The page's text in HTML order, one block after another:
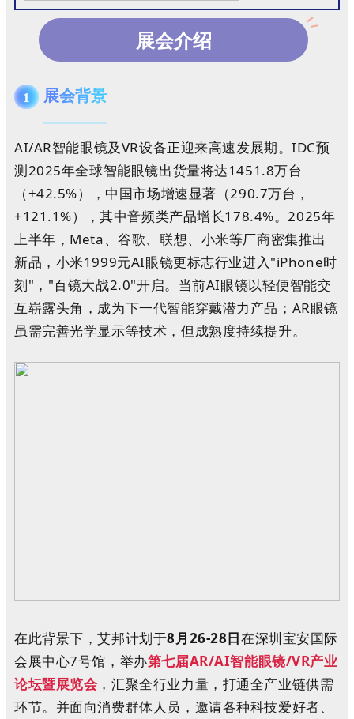
展会介绍
1 展会背景
AI/AR智能眼镜及VR设备正迎来高速发展期。IDC预
测2025年全球智能眼镜出货量将达1451.8万台
（+42.5%），中国市场增速显著（290.7万台，
+121.1%），其中音频类产品增长178.4%。2025年
上半年，Meta、谷歌、联想、小米等厂商密集推出
新品，小米1999元AI眼镜更标志行业进入"iPhone时
刻"，"百镜大战2.0"开启。当前AI眼镜以轻便智能交
互崭露头角，成为下一代智能穿戴潜力产品；AR眼镜
虽需完善光学显示等技术，但成熟度持续提升。
在此背景下，艾邦计划于8月26-28日在深圳宝安国际
会展中心7号馆 ， 举办第七届AR/AI智能眼镜/VR产业
论坛暨展览会 ，汇聚全行业力量，打通全产业链供需
环节。 并面向消费群体人员 ， 邀请各种科技爱好者、